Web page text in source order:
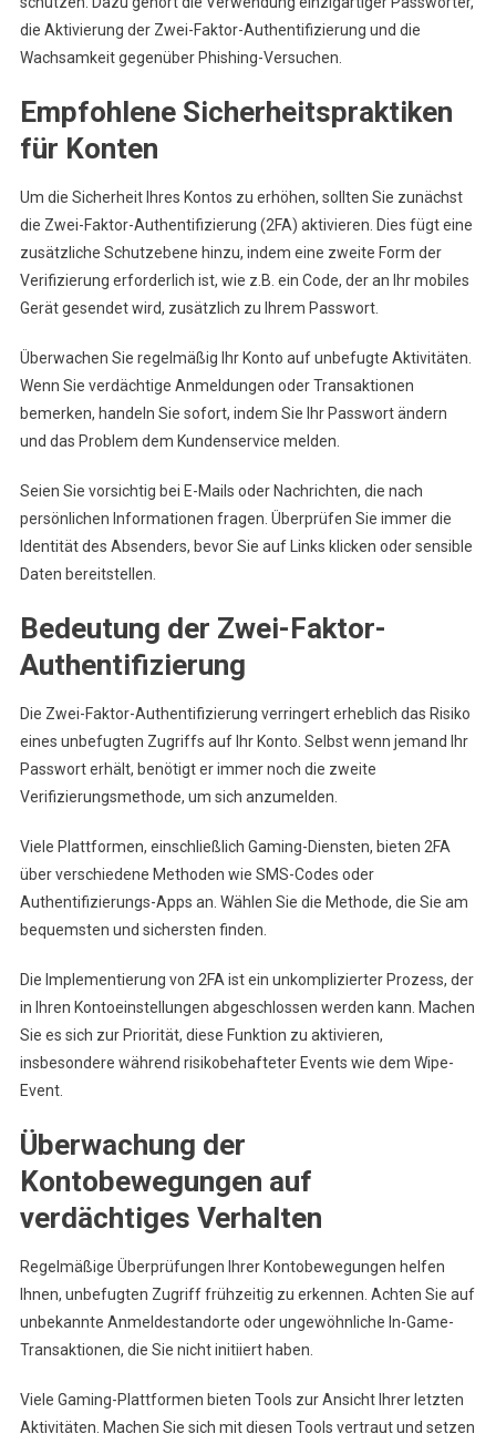
die Aktivierung der Zwei-Faktor-Authentifizierung und die
Wachsamkeit gegenüber Phishing-Versuchen.
Empfohlene Sicherheitspraktiken
für Konten
Um die Sicherheit Ihres Kontos zu erhöhen, sollten Sie zunächst
die Zwei-Faktor-Authentifizierung (2FA) aktivieren. Dies fügt eine
zusätzliche Schutzebene hinzu, indem eine zweite Form der
Verifizierung erforderlich ist, wie z.B. ein Code, der an Ihr mobiles
Gerät gesendet wird, zusätzlich zu Ihrem Passwort.
Überwachen Sie regelmäßig Ihr Konto auf unbefugte Aktivitäten.
Wenn Sie verdächtige Anmeldungen oder Transaktionen
bemerken, handeln Sie sofort, indem Sie Ihr Passwort ändern
und das Problem dem Kundenservice melden.
Seien Sie vorsichtig bei E-Mails oder Nachrichten, die nach
persönlichen Informationen fragen. Überprüfen Sie immer die
Identität des Absenders, bevor Sie auf Links klicken oder sensible
Daten bereitstellen.
Bedeutung der Zwei-Faktor-
Authentifizierung
Die Zwei-Faktor-Authentifizierung verringert erheblich das Risiko
eines unbefugten Zugriffs auf Ihr Konto. Selbst wenn jemand Ihr
Passwort erhält, benötigt er immer noch die zweite
Verifizierungsmethode, um sich anzumelden.
Viele Plattformen, einschließlich Gaming-Diensten, bieten 2FA
über verschiedene Methoden wie SMS-Codes oder
Authentifizierungs-Apps an. Wählen Sie die Methode, die Sie am
bequemsten und sichersten finden.
Die Implementierung von 2FA ist ein unkomplizierter Prozess, der
in Ihren Kontoeinstellungen abgeschlossen werden kann. Machen
Sie es sich zur Priorität, diese Funktion zu aktivieren,
insbesondere während risikobehafteter Events wie dem Wipe-
Event.
Überwachung der
Kontobewegungen auf
verdächtiges Verhalten
Regelmäßige Überprüfungen Ihrer Kontobewegungen helfen
Ihnen, unbefugten Zugriff frühzeitig zu erkennen. Achten Sie auf
unbekannte Anmeldestandorte oder ungewöhnliche In-Game-
Transaktionen, die Sie nicht initiiert haben.
Viele Gaming-Plattformen bieten Tools zur Ansicht Ihrer letzten
Aktivitäten. Machen Sie sich mit diesen Tools vertraut und setzen